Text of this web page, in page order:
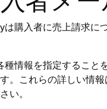
購入者に売上請求に
情報を指定すること
。これらの詳しい情
い。